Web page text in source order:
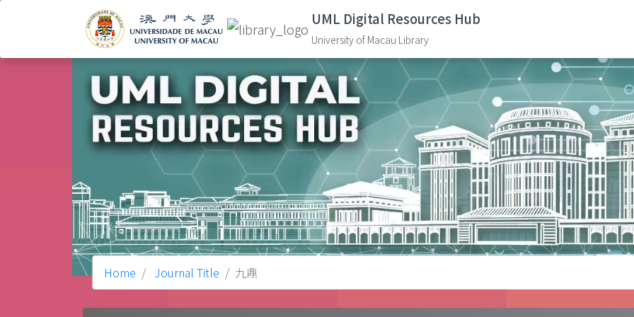
UML Digital Resources Hub
University of Macau Library
Home Journal Title 九鼎